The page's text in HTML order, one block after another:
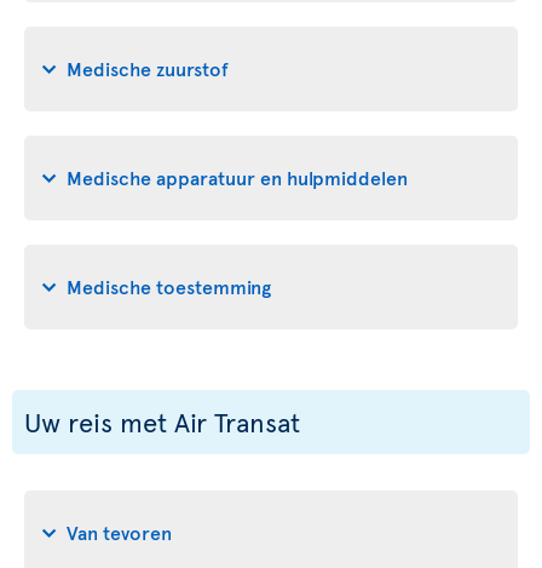
Medische zuurstof
Medische apparatuur en hulpmiddelen
Medische toestemming
Uw reis met Air Transat
Van tevoren